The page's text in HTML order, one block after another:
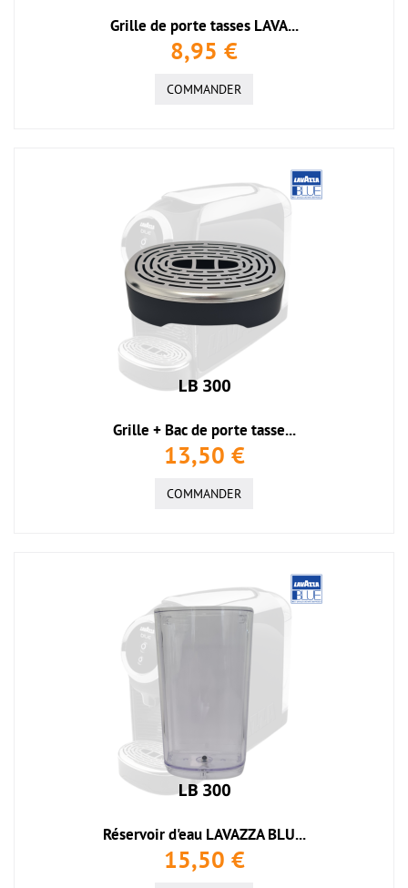
Grille de porte tasses LAVA...
8,95 €
COMMANDER
Grille + Bac de porte tasse...
13,50 €
COMMANDER
Réservoir d'eau LAVAZZA BLU...
15,50 €